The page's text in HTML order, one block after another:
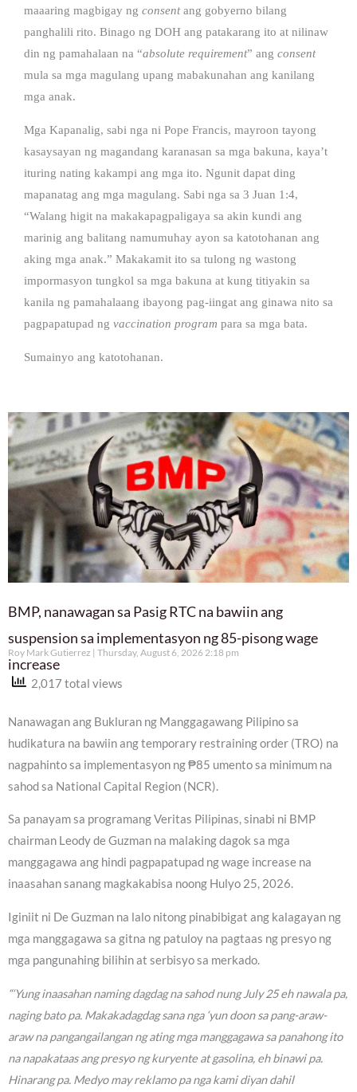
maaaring magbigay ng consentang gobyerno bilang
panghalili rito. Binago ng DOH ang patakarang ito at nilinaw
din ng pamahalaan na “absolute requirement” ang consent
mula sa mga magulang upang mabakunahan ang kanilang
mga anak.
Mga Kapanalig, sabi nga ni Pope Francis, mayroon tayong
kasaysayan ng magandang karanasan sa mga bakuna, kaya’t
ituring nating kakampi ang mga ito. Ngunit dapat ding
mapanatag ang mga magulang. Sabi nga sa 3 Juan 1:4,
“Walang higit na makakapagpaligaya sa akin kundi ang
marinig ang balitang namumuhay ayon sa katotohanan ang
aking mga anak.” Makakamit ito sa tulong ng wastong
impormasyon tungkol sa mga bakuna at kung titiyakin sa
kanila ng pamahalaang ibayong pag-iingat ang ginawa nito sa
pagpapatupad ng vaccination program para sa mga bata.
Sumainyo ang katotohanan.
BMP, nanawagan sa Pasig RTC na bawiin ang
suspension sa implementasyon ng 85-pisong wage
increase
Roy Mark Gutierrez Thursday, August 6, 2026 2:18 pm
2,017 total views
Nanawagan ang Bukluran ng Manggagawang Pilipino sa
hudikatura na bawiin ang temporary restraining order (TRO) na
nagpahinto sa implementasyon ng ₱85 umento sa minimum na
sahod sa National Capital Region (NCR).
Sa panayam sa programang Veritas Pilipinas, sinabi ni BMP
chairman Leody de Guzman na malaking dagok sa mga
manggagawa ang hindi pagpapatupad ng wage increase na
inaasahan sanang magkakabisa noong Hulyo 25, 2026.
Iginiit ni De Guzman na lalo nitong pinabibigat ang kalagayan ng
mga manggagawa sa gitna ng patuloy na pagtaas ng presyo ng
mga pangunahing bilihin at serbisyo sa merkado.
“‘Yung inaasahan naming dagdag na sahod nung July 25 eh nawala pa,
naging bato pa. Makakadagdag sana nga ‘yun doon sa pang-araw-
araw na pangangailangan ng ating mga manggagawa sa panahong ito
na napakataas ang presyo ng kuryente at gasolina, eh binawi pa.
Hinarang pa. Medyo may reklamo pa nga kami diyan dahil